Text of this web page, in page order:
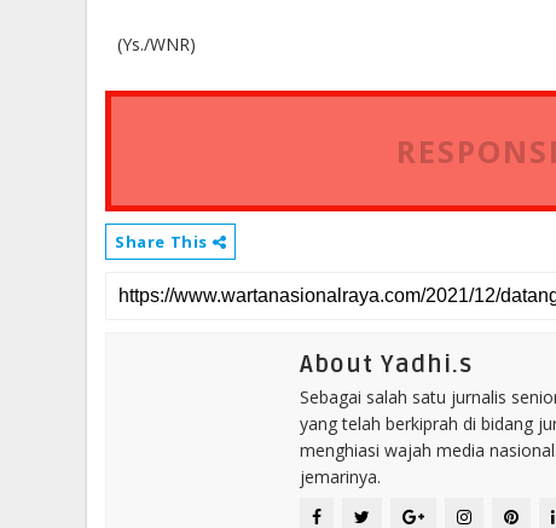
(Ys./WNR)
Share This
About Yadhi.s
Sebagai salah satu jurnalis
yang telah berkiprah di bidang
menghiasi wajah media
jemarinya.